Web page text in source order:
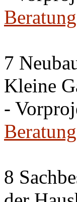
7
Kleine
-
8